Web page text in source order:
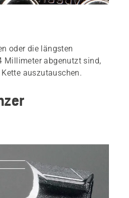
oder die längsten
Millimeter abgenutzt sind,
auszutauschen.